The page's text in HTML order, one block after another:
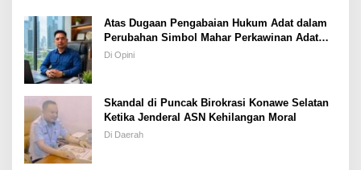
Atas Dugaan Pengabaian Hukum Adat dalam
Perubahan Simbol Mahar Perkawinan Adat
Masyarakat Pulau Wawonii
Di Opini
Skandal di Puncak Birokrasi Konawe Selatan
Ketika Jenderal ASN Kehilangan Moral
Di Daerah